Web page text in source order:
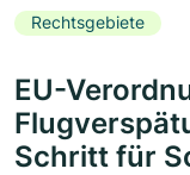
Rechtsgebiete
EU-
Schritt für